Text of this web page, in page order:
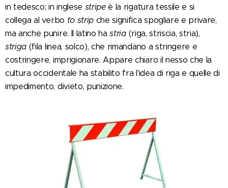
in tedesco; in inglese stripeè la rigatura tessile e si
collega al verbo to strip che significa spogliare e privare,
ma anche punire. Il latino hastria (riga, striscia, stria),
striga (fila linea, solco), che rimandano a stringere e
costringere, imprigionare. Appare chiaro il nesso che la
cultura occidentale ha stabilito fra l'idea di riga e quelle di
impedimento, divieto, punizione.